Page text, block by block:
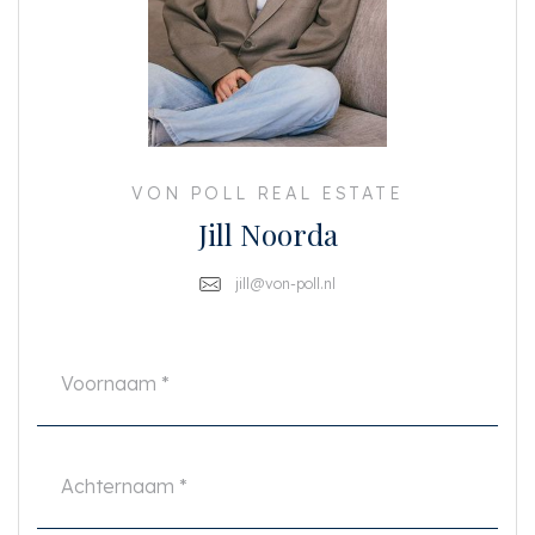
De woonkamer ligt aan de tuinzijde en heeft een fijn formaat. Dankzij de
grote raampartijen en openslaande deuren is de ruimte heerlijk licht.
Er is voldoende plek voor zowel een comfortabele zithoek als een ruime
De half open keuken, met uitkijk op de tuin, is centraal geplaatst en
volledig uitgerust met inbouwapparatuur zoals een inductie kookplaat met
De afwerking is prachtig met mooie warme kleuren en getegelde
Ideaal als kinder-logeer en/of werkkamer.
Vanuit de woonkamer stap je zo de zonovergoten tuin in – een beschutte,
afscheid van deze fijne plek.
logeer accommodatie. Daarnaast is er een praktische berging voor extra
VON POLL REAL ESTATE
Jill Noorda
jill@von-poll.nl